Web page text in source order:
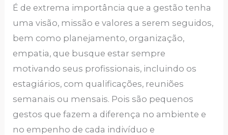
É de extrema importância que a gestão tenha
uma visão, missão e valores a serem seguidos,
bem como planejamento, organização,
empatia, que busque estar sempre
motivando seus profissionais, incluindo os
estagiários, com qualificações, reuniões
semanais ou mensais. Pois são pequenos
gestos que fazem a diferença no ambiente e
no empenho de cada indivíduo e